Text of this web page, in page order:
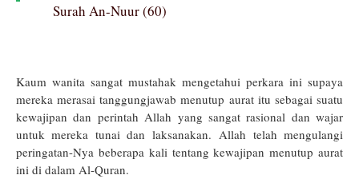
Surah An-Nuur (60)
Kaum wanita sangat mustahak mengetahui perkara ini supaya
mereka merasai tanggungjawab menutup aurat itu sebagai suatu
kewajipan dan perintah Allah yang sangat rasional dan wajar
untuk mereka tunai dan laksanakan.Allah telah mengulangi
peringatan-Nya beberapa kali tentang kewajipan menutup aurat
ini di dalam Al-Quran.